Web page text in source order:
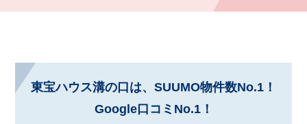
東宝ハウス溝の口は、SUUMO物件数No.1！
Google口コミNo.1！